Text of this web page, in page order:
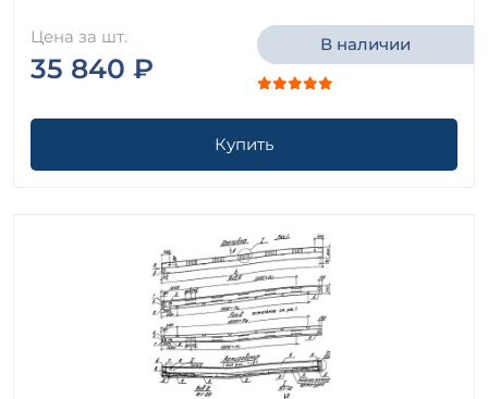
Цена за шт.
35 840 ₽
В наличии
Купить